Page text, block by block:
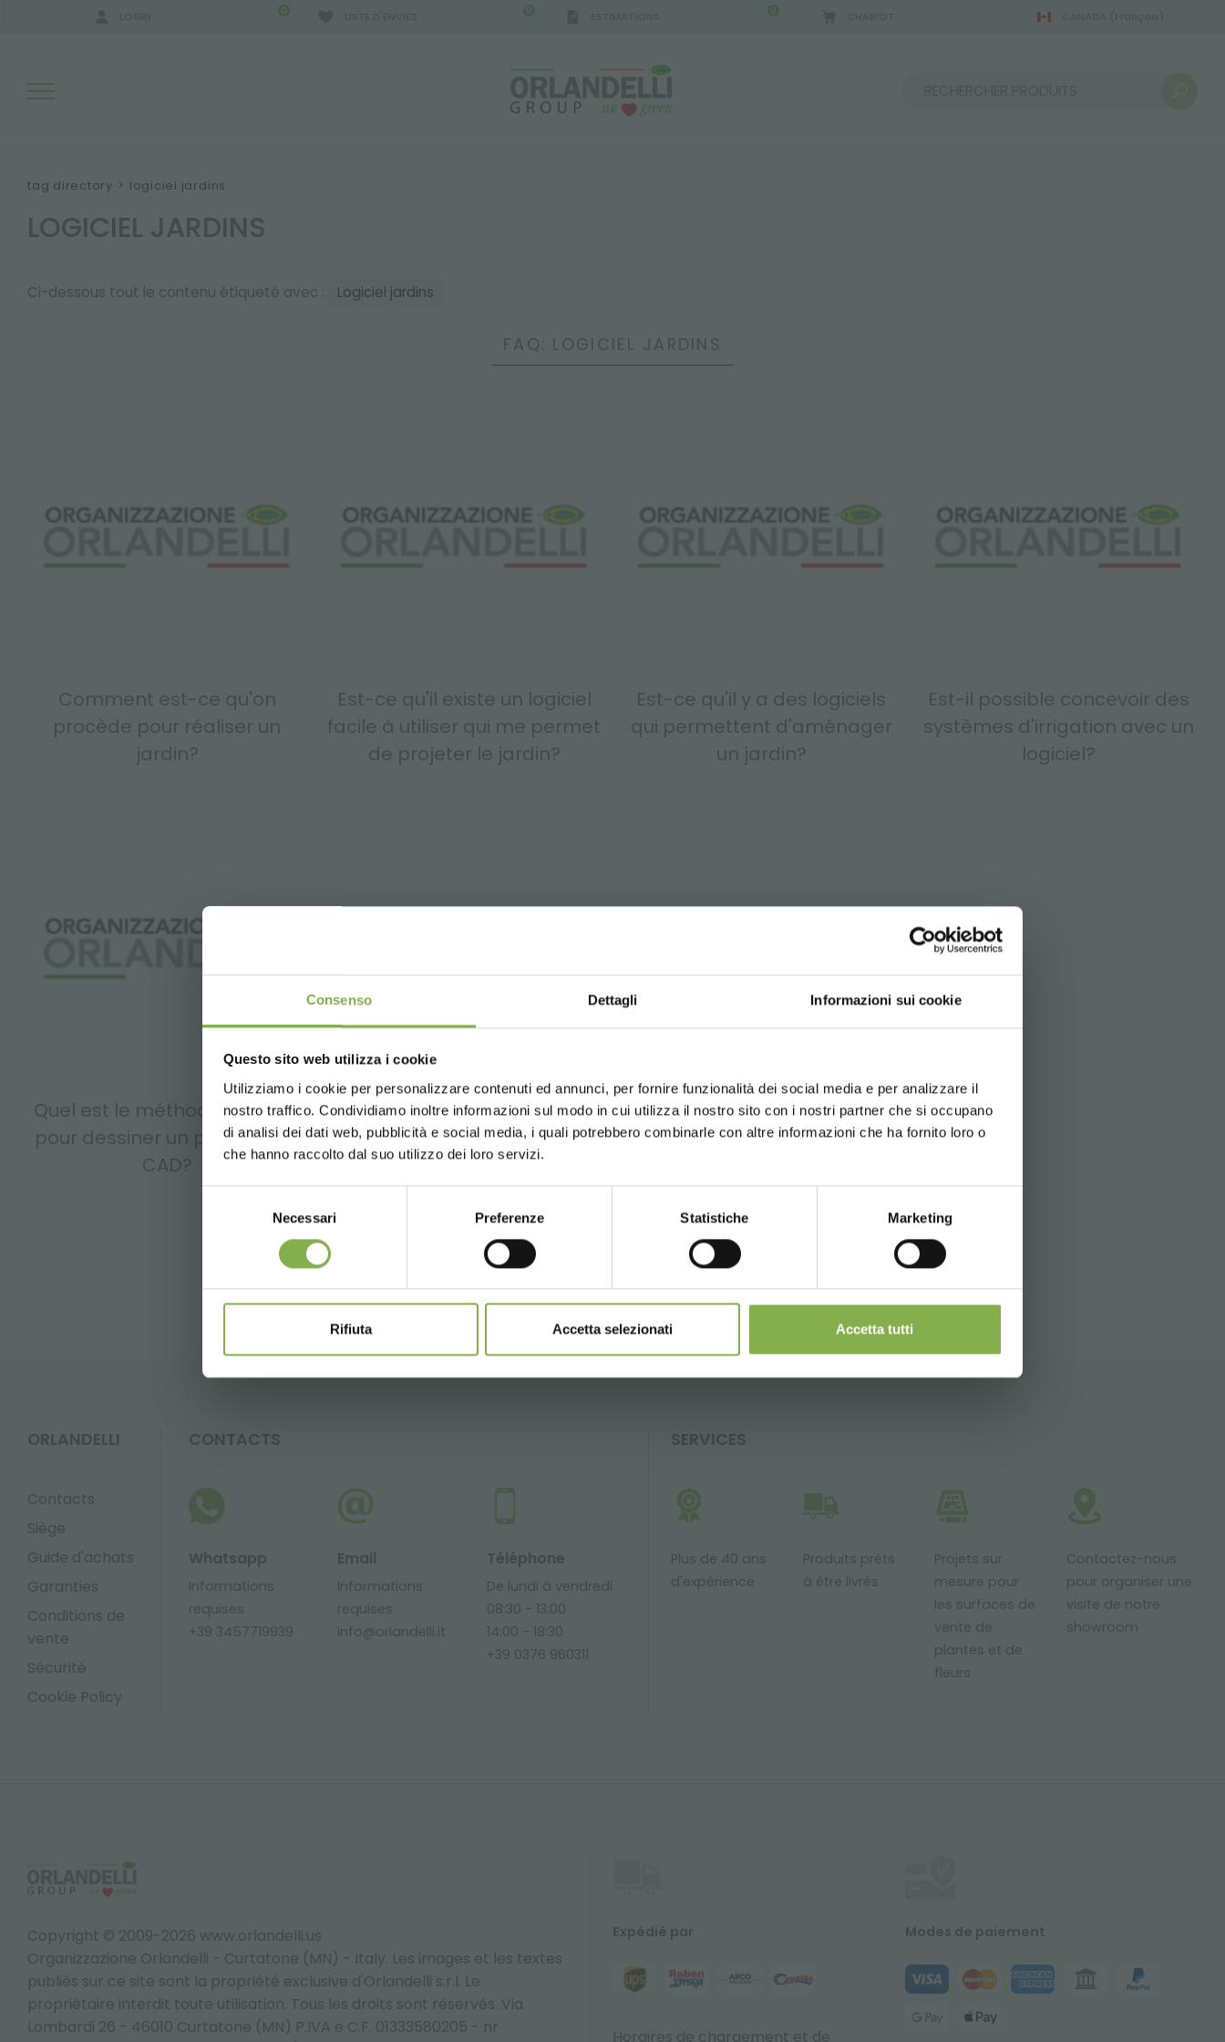
Consenso Dettagli Informazioni sui cookie
Questo sito web utilizza i cookie
Utilizziamo i cookie per personalizzare contenuti ed annunci, per fornire funzionalità dei social media e per analizzare il
nostro traffico. Condividiamo inoltre informazioni sul modo in cui utilizza il nostro sito con i nostri partner che si occupano
di analisi dei dati web, pubblicità e social media, i quali potrebbero combinarle con altre informazioni che ha fornito loro o
che hanno raccolto dal suo utilizzo dei loro servizi.
Necessari Preferenze Statistiche Marketing
Rifiuta Accetta selezionati Accetta tutti
0 0 0
RÉSULTATS DE RECHERCHE:
tag directory > logiciel jardins
LOGICIEL JARDINS
Ci-dessous tout le contenu étiqueté avec : Logiciel jardins
FAQ: LOGICIEL JARDINS
Comment est-ce qu'on
procède pour réaliser un
jardin?
Est-ce qu'il existe un logiciel
facile à utiliser qui me permet
de projeter le jardin?
Est-ce qu'il y a des logiciels
qui permettent d'aménager
un jardin?
Est-il possible concevoir des
systèmes d'irrigation avec un
logiciel?
Quel est le méthode meilleur
pour dessiner un planimétrie
CAD?
FAQ RECHERCHES LES PLUS FRÉQUENTES TAG DIRECTORY SITEMAP
UNITED STATES ENGLISH
CONTINUE
ORLANDELLI
Contacts
Siège
Guide d'achats
Garanties
Conditions de
vente
Sécurité
Cookie Policy
CONTACTS
Whatsapp
Informations
requises
+39 3457719939
Email
Informations
requises
info@orlandelli.it
Téléphone
De lundi à vendredi
08:30 - 13:00
14:00 - 18:30
+39 0376 960311
SERVICES
Plus de 40 ans
d'expérience
Produits prêts
à être livrés
Projets sur
mesure pour
les surfaces de
vente de
plantes et de
fleurs
Contactez-nous
pour organiser une
visite de notre
showroom
Copyright © 2009-2026 www.orlandelli.us
Organizzazione Orlandelli - Curtatone (MN) - Italy. Les images et les textes
publiés sur ce site sont la propriété exclusive d'Orlandelli s.r.l. Le
propriétaire interdit toute utilisation. Tous les droits sont réservés. Via
Lombardi 26 - 46010 Curtatone (MN) P.IVA e C.F. 01333580205 - nr
Expédié par
Horaires de chargement et de
Modes de paiement